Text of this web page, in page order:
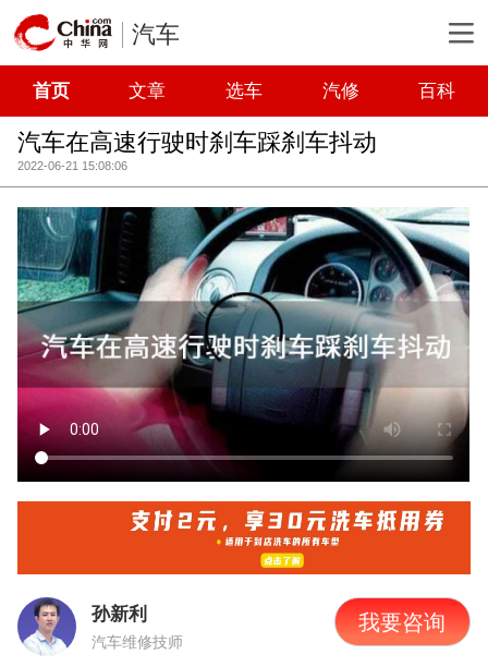
汽车
首页 文章 选车 汽修 百科
汽车在高速行驶时刹车踩刹车抖动
2022-06-21 15:08:06
孙新利
汽车维修技师
我要咨询